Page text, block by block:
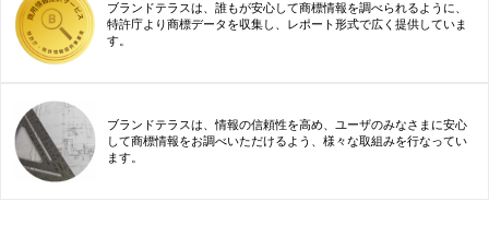
ブランドテラスは、誰もが安心して商標情報を調べられるように、
特許庁より商標データを収集し、レポート形式で広く提供していま
す。
ブランドテラスは、情報の信頼性を高め、ユーザのみなさまに安心
して商標情報をお調べいただけるよう、様々な取組みを行なってい
ます。